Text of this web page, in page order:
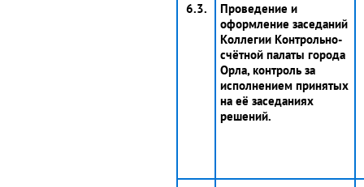
6.3.
Проведение и
оформление заседаний
Коллегии Контрольно-
счётной палаты города
Орла, контроль за
исполнением принятых
на её заседаниях
решений.